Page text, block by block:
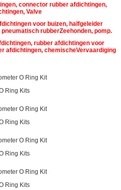
achter
snel terug!
connector rubber afdichtingen,
Valve
voor buizen, halfgeleider
rubberZeehonden, pomp.
rubber afdichtingen voor
afdichtingen, chemischeVervaardiging